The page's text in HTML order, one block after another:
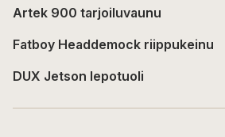
Artek 900 tarjoiluvaunu
Fatboy Headdemock riippukeinu
DUX Jetson lepotuoli